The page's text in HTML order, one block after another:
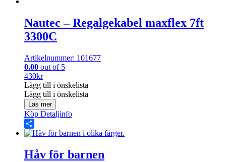
Nautec – Regalgekabel maxflex 7ft
3300C
Artikelnummer: 101677
0.00 out of 5
430kr
Lägg till i önskelista
Lägg till i önskelista
Läs mer
Köp Detaljinfo
Share
Håv för barnen